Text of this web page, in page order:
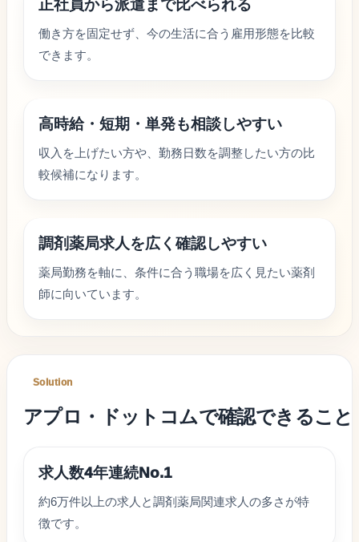
正社員から派遣まで比べられる
働き方を固定せず、今の生活に合う雇用形態を比較
できます。
高時給・短期・単発も相談しやすい
収入を上げたい方や、勤務日数を調整したい方の比
較候補になります。
調剤薬局求人を広く確認しやすい
薬局勤務を軸に、条件に合う職場を広く見たい薬剤
師に向いています。
Solution
アプロ・ドットコムで確認できること
求人数4年連続No.1
約6万件以上の求人と調剤薬局関連求人の多さが特
徴です。